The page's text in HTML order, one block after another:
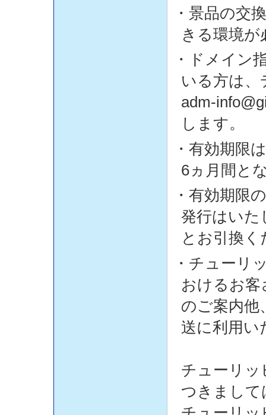
・景品の交
きる環境が
・ドメイン
いる方は
adm-
します。
・有効期限
6ヵ月間と
・有効期限
発行はいた
とお引換く
・チューリ
おけるお客
のご案内他
送に利用い
チューリッ
つきまして